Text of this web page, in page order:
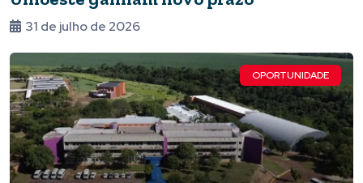
31 de julho de 2026
OPORTUNIDADE